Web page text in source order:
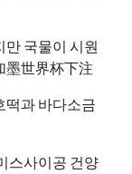
만 국물이 시원
墨世界杯下注
떡과 바다소금
스사이공 건양